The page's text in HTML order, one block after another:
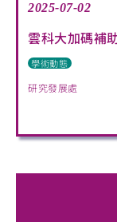
2025-07-02
雲科大加碼補
學術動態
研究發展處